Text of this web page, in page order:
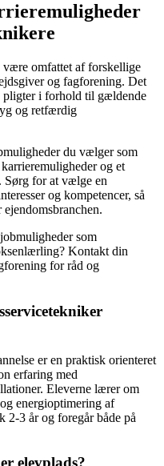
være omfattet af forskellige
og fagforening. Det
pligter i forhold til gældende
og retfærdig
du vælger som
og et
Sørg for at vælge en
og kompetencer, så
som
Kontakt din
for råd og
er en praktisk orienteret
erfaring med
Eleverne lærer om
energioptimering af
2-3 år og foregår både på
elevplads?